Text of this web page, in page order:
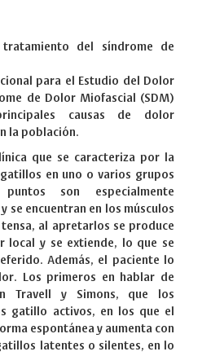
tratamiento del síndrome de
para el Estudio del Dolor
de Dolor Miofascial (SDM)
causas de dolor
la población.
que se caracteriza por la
en uno o varios grupos
puntos son especialmente
se encuentran en los músculos
al apretarlos se produce
local y se extiende, lo que se
Además, el paciente lo
Los primeros en hablar de
Travell y Simons, que los
gatillo activos, en los que el
espontánea y aumenta con
latentes o silentes, en lo